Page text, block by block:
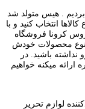
را بالا بردیم . هیس متولد شد
انتخاب کنید و با
کرونا فروشگاه
محصولات خودش
نداشته باشید. در
میکنه خواهیم
لوازم تحریر